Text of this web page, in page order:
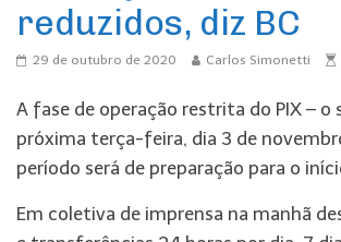
reduzidos, diz BC
29 de outubro de 2020 Carlos Simonetti
A fase de operação restrita do PIX –
próxima terça-feira, dia 3 de
período será de preparação para o
Em coletiva de imprensa na manhã